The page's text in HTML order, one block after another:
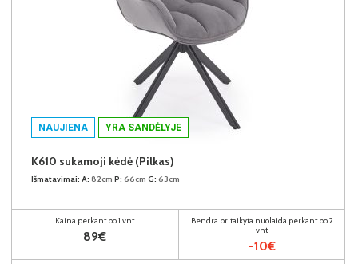
NAUJIENA YRA SANDĖLYJE
K610 sukamoji kėdė (Pilkas)
Išmatavimai: A: 82cm P: 66cm G: 63cm
Kaina perkant po 1 vnt
89€
Bendra pritaikyta nuolaida perkant po 2
vnt
-10€